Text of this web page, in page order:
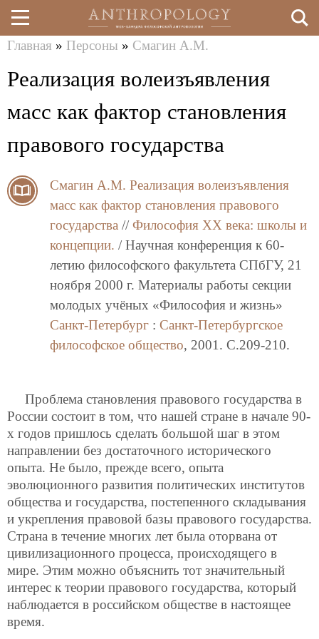
Перейти
к
основному
здесь
Главная » Персоны » Смагин А.М.
Реализация волеизъявления
масс как фактор становления
правового государства
Смагин А.М. Реализация волеизъявления
масс как фактор становления правового
государства // Философия XX века: школы и
концепции. / Научная конференция к 60-
летию философского факультета СПбГУ, 21
ноября 2000 г. Материалы работы секции
молодых учёных «Философия и жизнь»
Санкт-Петербург : Санкт-Петербургское
философское общество, 2001. C.209-210.
Проблема становления правового государства в
России состоит в том, что нашей стране в начале 90-
х годов пришлось сделать большой шаг в этом
направлении без достаточного исторического
опыта. Не было, прежде всего, опыта
эволюционного развития политических институтов
общества и государства, постепенного складывания
и укрепления правовой базы правового государства.
Страна в течение многих лет была оторвана от
цивилизационного процесса, происходящего в
мире. Этим можно объяснить тот значительный
интерес к теории правового государства, который
наблюдается в российском обществе в настоящее
время.